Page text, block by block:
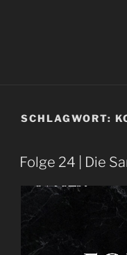
SCHLAGWORT:
Folge 24 | Die